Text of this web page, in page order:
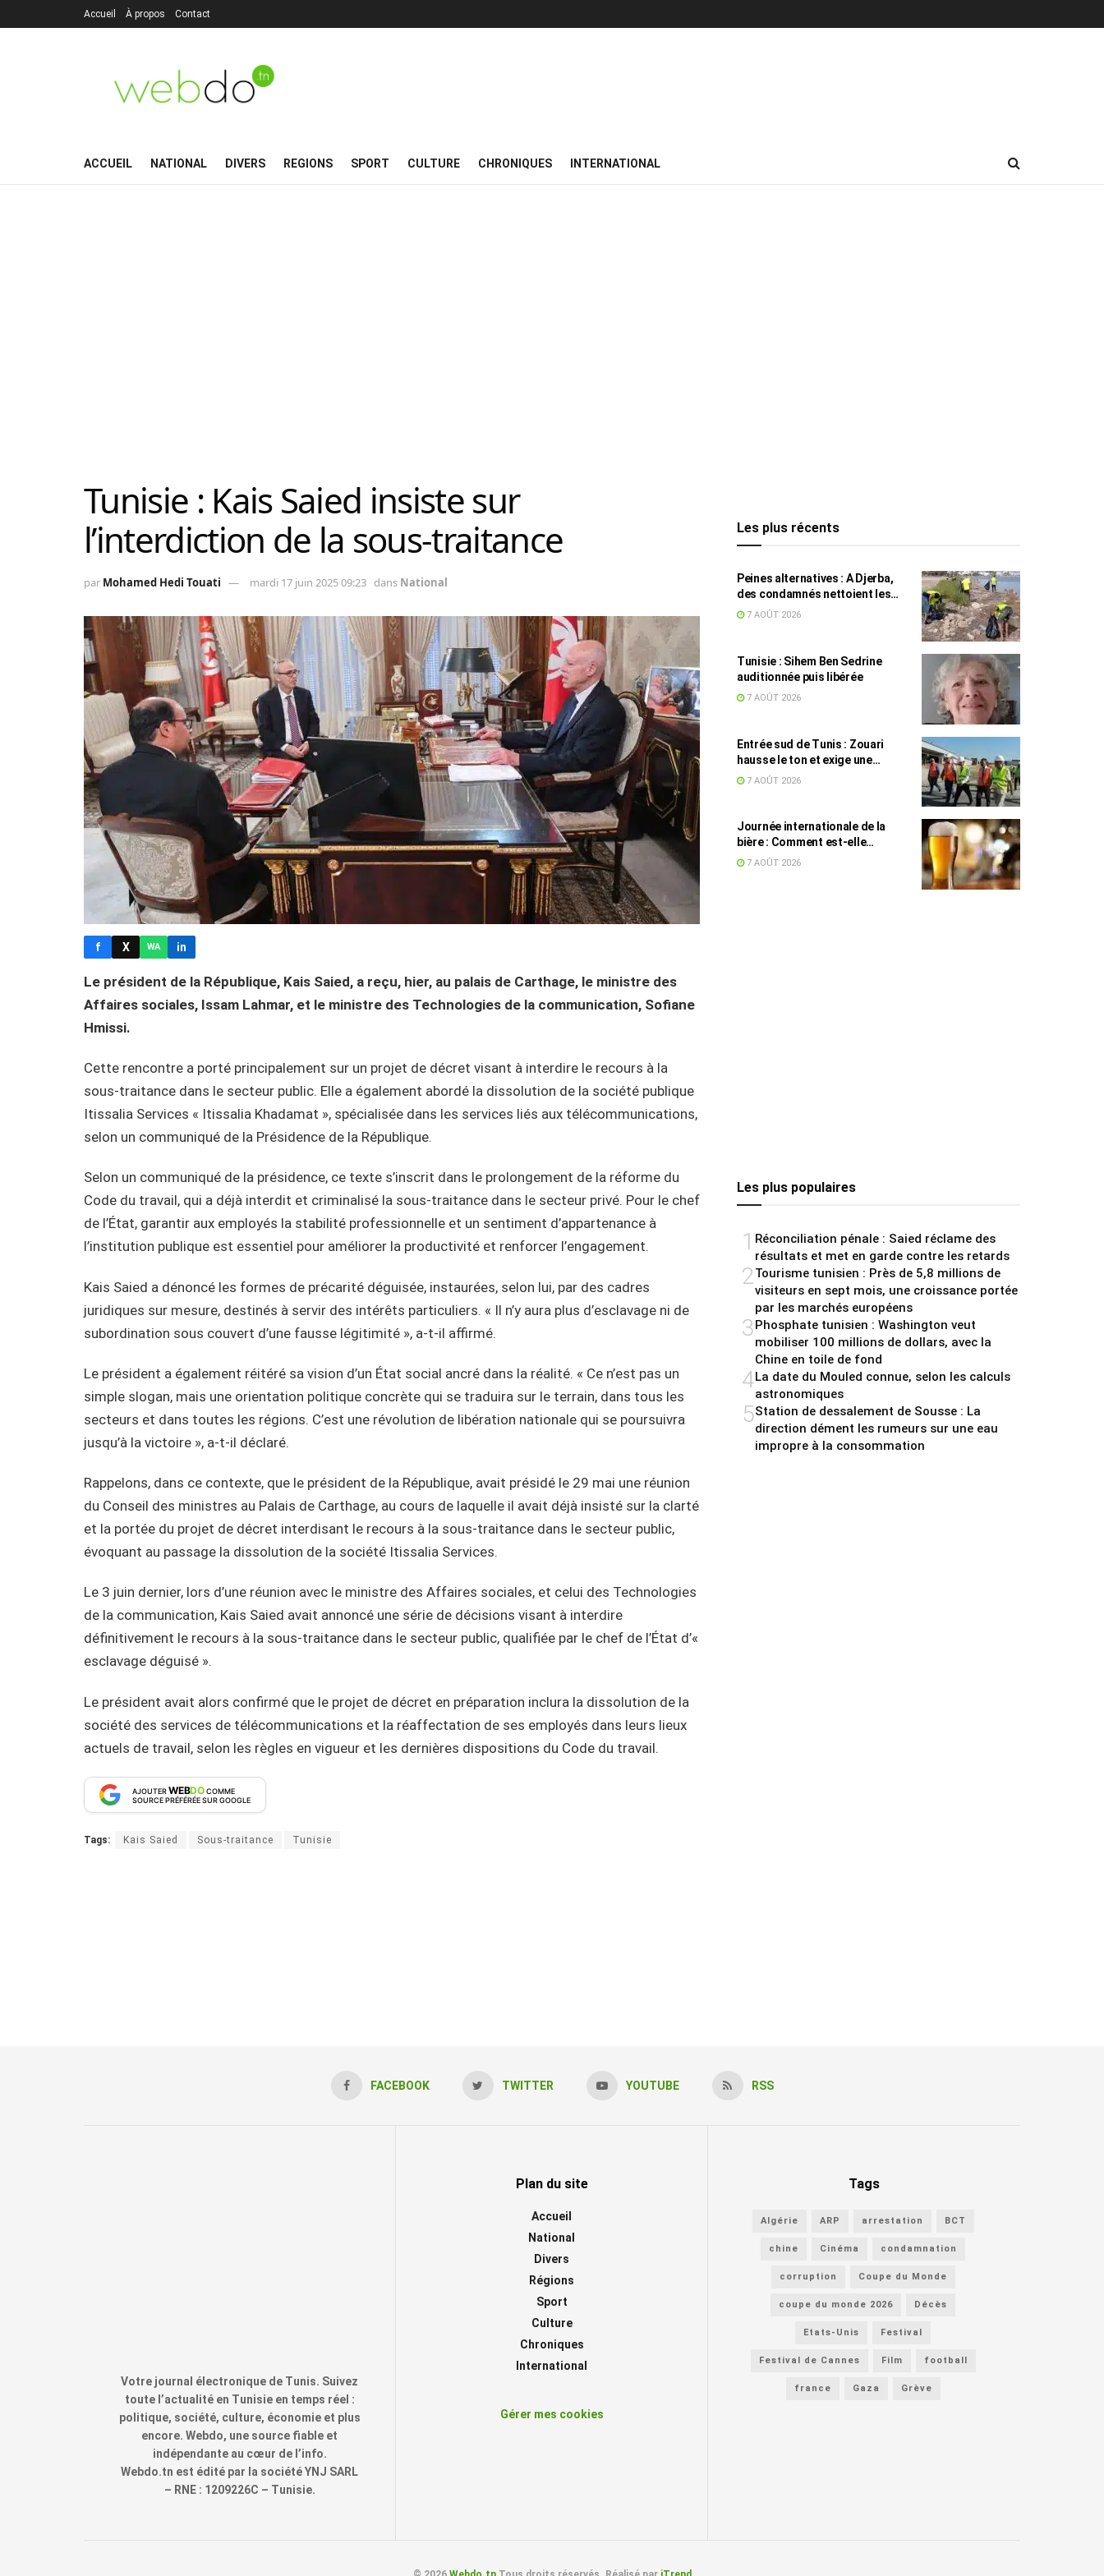
Accueil À propos Contact
ACCUEIL NATIONAL DIVERS REGIONS SPORT CULTURE CHRONIQUES INTERNATIONAL
Tunisie : Kais Saied insiste sur
l’interdiction de la sous-traitance
par Mohamed Hedi Touati mardi 17 juin 2025 09:23 dans National
f X WA in
Le président de la République, Kais Saied, a reçu, hier, au palais de Carthage, le ministre des
Affaires sociales, Issam Lahmar, et le ministre des Technologies de la communication, Sofiane
Hmissi.
Cette rencontre a porté principalement sur un projet de décret visant à interdire le recours à la
sous-traitance dans le secteur public. Elle a également abordé la dissolution de la société publique
Itissalia Services « Itissalia Khadamat », spécialisée dans les services liés aux télécommunications,
selon un communiqué de la Présidence de la République.
Selon un communiqué de la présidence, ce texte s’inscrit dans le prolongement de la réforme du
Code du travail, qui a déjà interdit et criminalisé la sous-traitance dans le secteur privé. Pour le chef
de l’État, garantir aux employés la stabilité professionnelle et un sentiment d’appartenance à
l’institution publique est essentiel pour améliorer la productivité et renforcer l’engagement.
Kais Saied a dénoncé les formes de précarité déguisée, instaurées, selon lui, par des cadres
juridiques sur mesure, destinés à servir des intérêts particuliers. « Il n’y aura plus d’esclavage ni de
subordination sous couvert d’une fausse légitimité », a-t-il affirmé.
Le président a également réitéré sa vision d’un État social ancré dans la réalité. « Ce n’est pas un
simple slogan, mais une orientation politique concrète qui se traduira sur le terrain, dans tous les
secteurs et dans toutes les régions. C’est une révolution de libération nationale qui se poursuivra
jusqu’à la victoire », a-t-il déclaré.
Rappelons, dans ce contexte, que le président de la République, avait présidé le 29 mai une réunion
du Conseil des ministres au Palais de Carthage, au cours de laquelle il avait déjà insisté sur la clarté
et la portée du projet de décret interdisant le recours à la sous-traitance dans le secteur public,
évoquant au passage la dissolution de la société Itissalia Services.
Le 3 juin dernier, lors d’une réunion avec le ministre des Affaires sociales, et celui des Technologies
de la communication, Kais Saied avait annoncé une série de décisions visant à interdire
définitivement le recours à la sous-traitance dans le secteur public, qualifiée par le chef de l’État d’«
esclavage déguisé ».
Le président avait alors confirmé que le projet de décret en préparation inclura la dissolution de la
société des services de télécommunications et la réaffectation de ses employés dans leurs lieux
actuels de travail, selon les règles en vigueur et les dernières dispositions du Code du travail.
AJOUTERWEBDOCOMME
SOURCE PRÉFÉRÉE SUR GOOGLE
Tags: Kais Saied Sous-traitance Tunisie
Les plus récents
Peines alternatives : A Djerba,
des condamnés nettoient les
plages
7 AOÛT 2026
Tunisie : Sihem Ben Sedrine
auditionnée puis libérée
7 AOÛT 2026
Entrée sud de Tunis : Zouari
hausse le ton et exige une
accélération des travaux
7 AOÛT 2026
Journée internationale de la
bière : Comment est-elle
devenue une culture en Tunisie ?
7 AOÛT 2026
Les plus populaires
1 Réconciliation pénale : Saied réclame des
résultats et met en garde contre les retards
2Tourisme tunisien : Près de 5,8 millions de
visiteurs en sept mois, une croissance portée
par les marchés européens
3Phosphate tunisien : Washington veut
mobiliser 100 millions de dollars, avec la
Chine en toile de fond
4La date du Mouled connue, selon les calculs
astronomiques
5Station de dessalement de Sousse : La
direction dément les rumeurs sur une eau
impropre à la consommation
FACEBOOK TWITTER YOUTUBE RSS
Votre journal électronique de Tunis. Suivez
toute l’actualité en Tunisie en temps réel :
politique, société, culture, économie et plus
encore. Webdo, une source fiable et
indépendante au cœur de l’info.
Webdo.tn est édité par la société YNJ SARL
– RNE : 1209226C – Tunisie.
Plan du site
Accueil
National
Divers
Régions
Sport
Culture
Chroniques
International
Gérer mes cookies
Tags
Algérie ARP arrestation BCT
chine Cinéma condamnation
corruption Coupe du Monde
coupe du monde 2026 Décès
Etats-Unis Festival
Festival de Cannes Film football
france Gaza Grève